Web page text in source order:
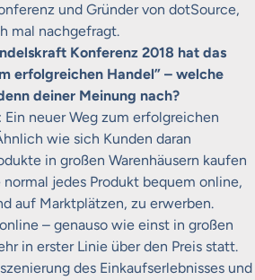
und Gründer von dotSource,
mal nachgefragt.
Konferenz 2018 hat das
erfolgreichen Handel” – welche
deiner Meinung nach?
neuer Weg zum erfolgreichen
wie sich Kunden daran
in großen Warenhäusern kaufen
jedes Produkt bequem online,
auf Marktplätzen, zu erwerben.
– genauso wie einst in großen
in erster Linie über den Preis statt.
des Einkaufserlebnisses und